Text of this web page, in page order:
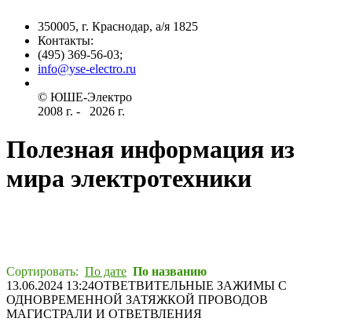
350005, г. Краснодар, а/я 1825
Контакты: ­
(495) 369-56-03;
info@yse-electro.ru­
© ЮШЕ-Эл­ектро ­
2008 г­. - ­ ­­­­­
2026 г.
Полезная информация из
мира электротехники
Сортировать: По дате По названию
13.06.2024 13:24ОТВЕТВИТЕЛЬНЫЕ ЗАЖИМЫ С
ОДНОВРЕМЕННОЙ ЗАТЯЖКОЙ ПРОВОДОВ
МАГИСТРАЛИ И ОТВЕТВЛЕНИЯ